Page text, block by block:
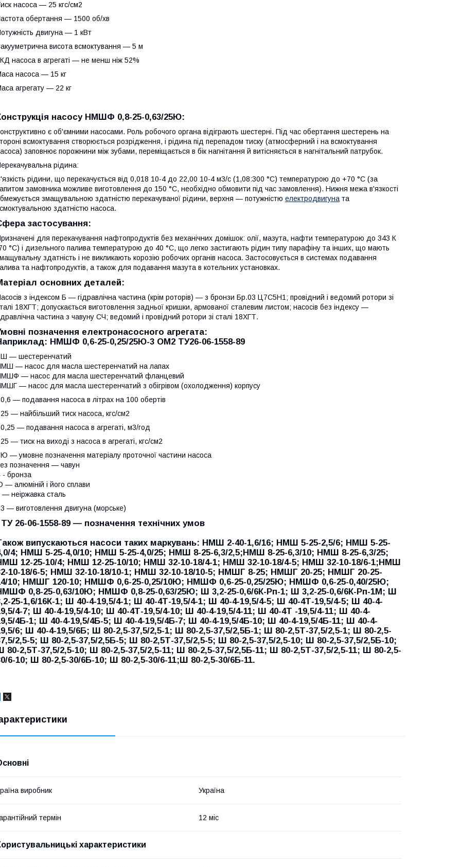
насоса — 25 кгс/см2
обертання — 1500 об/хв
двигуна — 1 кВт
висота всмоктування — 5 м
насоса в агрегаті — не менш ніж 52%
насоса — 15 кг
агрегату — 22 кг
насосу НМШФ 0,8-25-0,63/25Ю:
є об'ємними насосами. Роль робочого органа відіграють шестерні. Під час обертання шестерень на
всмоктування створюється розрідження, і рідина під перепадом тиску (атмосферний і на всмоктування
заповнює порожнини між зубами, переміщається в бік нагнітання й витісняється в нагнітальний патрубок.
рідина:
рідини, що перекачується від 0,018 10-4 до 22,00 10-4 м3/с (1,08:300 °C) температурою до +70 °C (за
замовника можливе виготовлення до 150 °C, необхідно обмовити під час замовлення). Нижня межа в'язкості
змащувальною здатністю перекачуваної рідини, верхня — потужністю електродвигуната
здатністю насоса.
застосування:
для перекачування нафтопродуктів без механічних домішок: олії, мазута, нафти температурою до 343 К
°C) і дизельного палива температурою до 40 °C, що легко застигають рідин типу парафіну та інших, що мають
здатність і не викликають корозію робочих органів насоса. Застосовується в системах подавання
та нафтопродуктів, а також для подавання мазута в котельних установках.
основних деталей:
з індексом Б — гідравлічна частина (крім роторів) — з бронзи Бр.03 Ц7С5Н1; провідний і ведомий ротори зі
18ХГТ; допускається виготовлення задньої кришки, армованої сталевим листом; насосів без індексу —
частина з чавуну СЧ; ведомий і провідний ротори зі сталі 18ХГТ.
позначення електронасосного агрегата:
НМШФ 0,6-25-0,25/25Ю-3 ОМ2 ТУ26-06-1558-89
Ш — шестеренчатий
— насос для масла шестеренчатий на лапах
— насос для масла шестеренчатий фланцевий
— насос для масла шестеренчатий з обігрівом (охолодження) корпусу
0,6 — подавання насоса в літрах на 100 обертів
25 — найбільший тиск насоса, кгс/см2
0,25 — подавання насоса в агрегаті, м3/год
25 — тиск на виході з насоса в агрегаті, кгс/см2
Ю — умовне позначення матеріалу проточної частини насоса
позначення — чавун
- бронза
— алюміній і його сплави
— неіржавка сталь
3 — виготовлення двигуна (морське)
ТУ 26-06-1558-89 — позначення технічних умов
випускаються насоси таких маркувань: НМШ 2-40-1,6/16; НМШ 5-25-2,5/6; НМШ 5-25-
4; НМШ 5-25-4,0/10; НМШ 5-25-4,0/25; НМШ 8-25-6,3/2,5;НМШ 8-25-6,3/10; НМШ 8-25-6,3/25;
12-25-10/4; НМШ 12-25-10/10; НМШ 32-10-18/4-1; НМШ 32-10-18/4-5; НМШ 32-10-18/6-1;НМШ
10-18/6-5; НМШ 32-10-18/10-1; НМШ 32-10-18/10-5; НМШГ 8-25; НМШГ 20-25; НМШГ 20-25-
10; НМШГ 120-10; НМШФ 0,6-25-0,25/10Ю; НМШФ 0,6-25-0,25/25Ю; НМШФ 0,6-25-0,40/25Ю;
0,8-25-0,63/10Ю; НМШФ 0,8-25-0,63/25Ю; Ш 3,2-25-0,6/6К-Рп-1; Ш 3,2-25-0,6/6К-Рп-1М; Ш
25-1,6/16К-1; Ш 40-4-19,5/4-1; Ш 40-4Т-19,5/4-1; Ш 40-4-19,5/4-5; Ш 40-4Т-19,5/4-5; Ш 40-4-
4-7; Ш 40-4-19,5/4-10; Ш 40-4Т-19,5/4-10; Ш 40-4-19,5/4-11; Ш 40-4Т -19,5/4-11; Ш 40-4-
4Б-1; Ш 40-4-19,5/4Б-5; Ш 40-4-19,5/4Б-7; Ш 40-4-19,5/4Б-10; Ш 40-4-19,5/4Б-11; Ш 40-4-
6; Ш 40-4-19,5/6Б; Ш 80-2,5-37,5/2,5-1; Ш 80-2,5-37,5/2,5Б-1; Ш 80-2,5Т-37,5/2,5-1; Ш 80-2,5-
2,5-5; Ш 80-2,5-37,5/2,5Б-5; Ш 80-2,5Т-37,5/2,5-5; Ш 80-2,5-37,5/2,5-10; Ш 80-2,5-37,5/2,5Б-10;
80-2,5Т-37,5/2,5-10; Ш 80-2,5-37,5/2,5-11; Ш 80-2,5-37,5/2,5Б-11; Ш 80-2,5Т-37,5/2,5-11; Ш 80-2,5-
6-10; Ш 80-2,5-30/6Б-10; Ш 80-2,5-30/6-11;Ш 80-2,5-30/6Б-11.
виробник Україна
термін 12 міс
характеристики